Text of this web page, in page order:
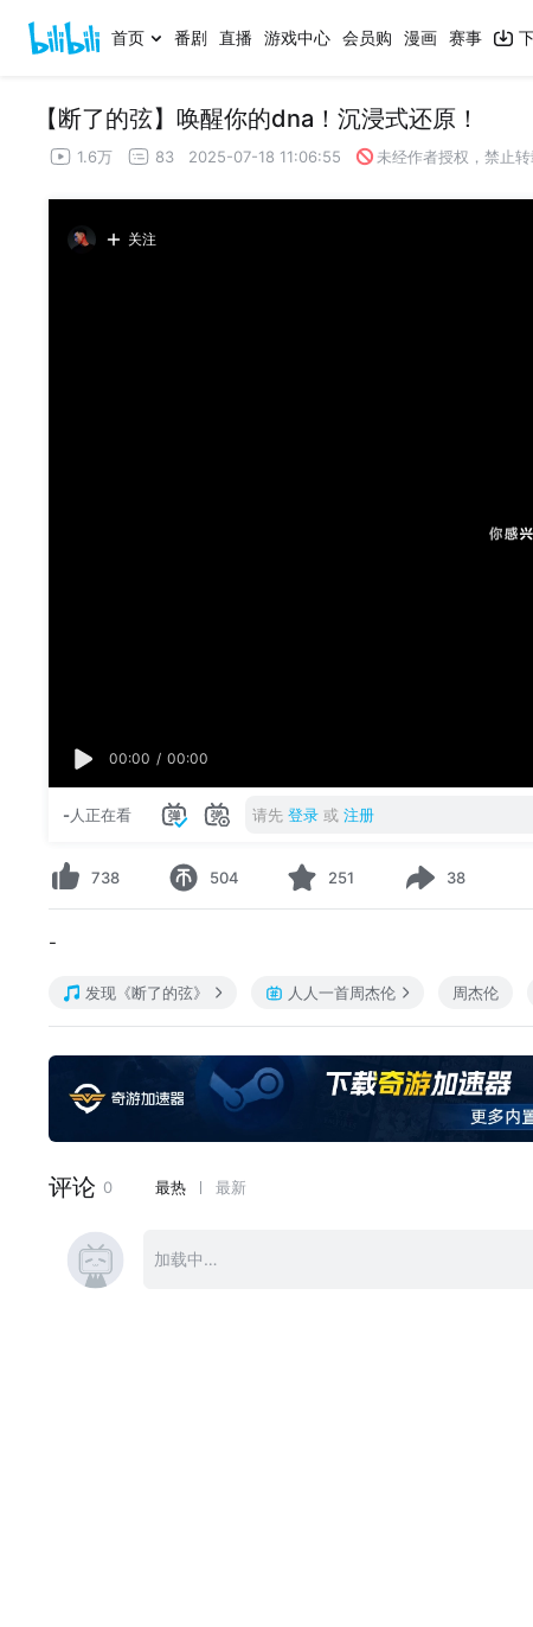
首页 番剧 直播 游戏中心 会员购 漫画 赛事
【断了的弦】唤醒你的dna！沉浸式还原！
1.6万 83 2025-07-18 11:06:55 未经作者授权，禁止转
关注
00:00 / 00:00
-人正在看 请先 登录 或 注册
738 504 251 38
-
发现《断了的弦》 人人一首周杰伦 周杰伦